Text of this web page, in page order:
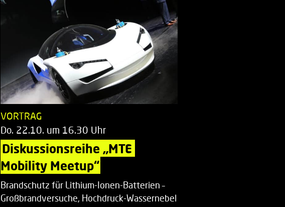
VORTRAG
Do. 22.10. um 16.30 Uhr
Diskussionsreihe „MTE
Mobility Meetup“
Brandschutz für Lithium-Ionen-Batterien –
Großbrandversuche, Hochdruck-Wassernebel